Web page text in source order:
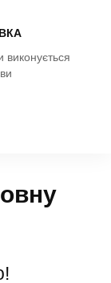
виконується